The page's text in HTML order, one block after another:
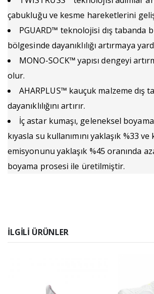
çabukluğu ve kesme hareketlerini
PGUARD™ teknolojisi dış tabanda
bölgesinde dayanıklılığı artırmaya
MONO-SOCK™ yapısı dengeyi
olur.
AHARPLUS™ kauçuk malzeme dış
dayanıklılığını artırır.
İç astar kumaşı, geleneksel
kıyasla su kullanımını yaklaşık %33
emisyonunu yaklaşık %45 oranında
boyama prosesi ile üretilmiştir.
İLGILI ÜRÜNLER